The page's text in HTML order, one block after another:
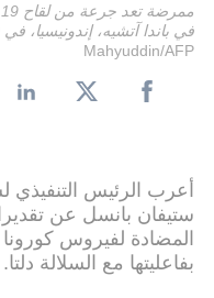
في باندا آتشيه، إندونيسيا، في 30 أغسطس 2021.
Mahyuddin/AFP
أعرب الرئيس التنفيذي
ستيفان بانسل عن
المضادة لفيروس
بفاعليتها مع السلالة دلتا.